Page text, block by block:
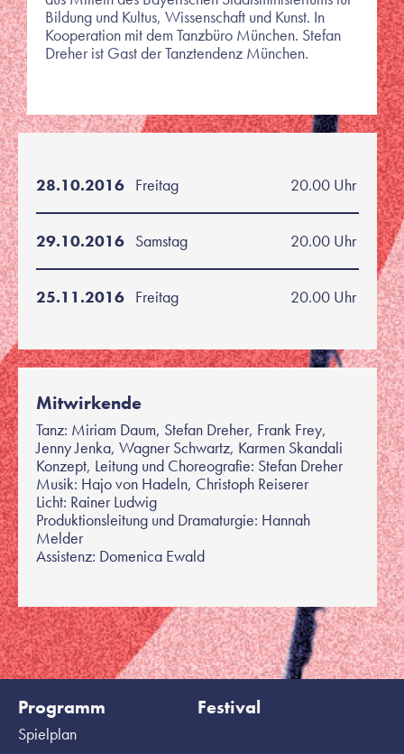
Bildung und Kultus, Wissenschaft und Kunst. In
Kooperation mit dem Tanzbüro München. Stefan
Dreher ist Gast der Tanztendenz München.
28.10.2016 Freitag 20.00 Uhr
29.10.2016 Samstag 20.00 Uhr
25.11.2016 Freitag 20.00 Uhr
Mitwirkende
Tanz: Miriam Daum, Stefan Dreher, Frank Frey,
Jenny Jenka, Wagner Schwartz, Karmen Skandali
Konzept, Leitung und Choreografie: Stefan Dreher
Musik: Hajo von Hadeln, Christoph Reiserer
Licht: Rainer Ludwig
Produktionsleitung und Dramaturgie: Hannah
Melder
Assistenz: Domenica Ewald
Programm
Spielplan
Festival